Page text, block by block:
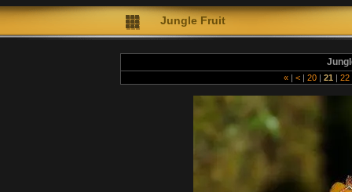
Jungle Fruit
« | < | 20 | 21 | 22